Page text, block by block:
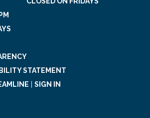
STATEMENT
SIGN IN